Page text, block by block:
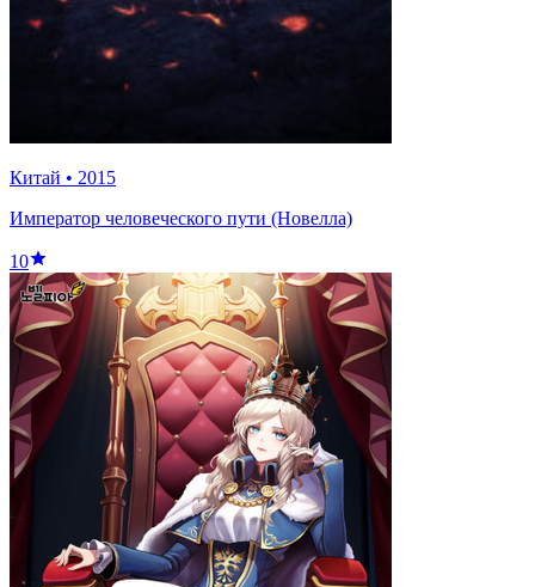
Китай • 2015
Император человеческого пути (Новелла)
10